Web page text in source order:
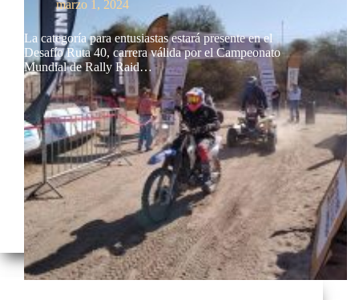
marzo 1, 2024
La categoría para entusiastas estará presente en el
Desafío Ruta 40, carrera válida por el Campeonato
Mundial de Rally Raid…